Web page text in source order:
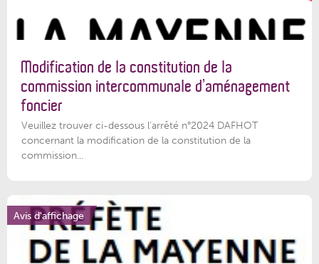
Modification de la constitution de la
commission intercommunale d’aménagement
foncier
Veuillez trouver ci-dessous l'arrêté n°2024 DAFHOT
concernant la modification de la constitution de la
commission...
Avis d'affichage